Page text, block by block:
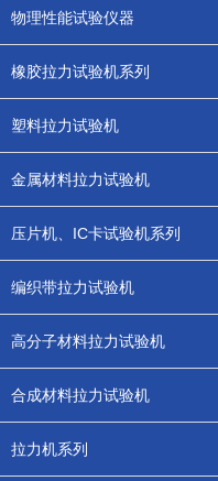
物理性能试验仪器
橡胶拉力试验机系列
塑料拉力试验机
金属材料拉力试验机
压片机、IC卡试验机系列
编织带拉力试验机
高分子材料拉力试验机
合成材料拉力试验机
拉力机系列